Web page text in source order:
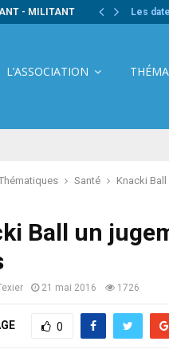
- MILITANT Les
L’ASSOCIATION
Santé Knacki
Ball un
21 mai 2016 1726
0